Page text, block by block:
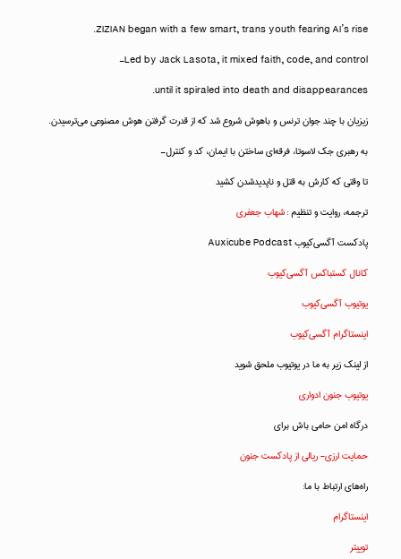
ZIZIAN began with a few smart, trans youth fearing AI’s rise.
Led by Jack Lasota, it mixed faith, code, and control—
until it spiraled into death and disappearances.
زیزیان با چند جوان ترنس و باهوش شروع شد که از قدرت‌ گرفتن هوش مصنوعی می‌ترسیدن.
به رهبری جک لاسوتا، فرقه‌ای ساختن با ایمان، کد و کنترل—
تا وقتی که کارش به قتل و ناپدیدشدن کشید
ترجمه، روایت و تنظیم :شهاب جعفری
پادکست آگسی‌کیوب Auxicube Podcast
کانال کستباکس آگسی‌کیوب
یوتیوب آگسی‌کیوب
اینستاگرام آگسی‌کیوب
از لینک زیر به ما در یوتیوب ملحق شوید
یوتیوب جنون ادواری
درگاه امن حامی باش برای
حمایت ارزی- ریالی از پادکست جنون
راه‌های ارتباط با ما:
اینستاگرام
توییتر